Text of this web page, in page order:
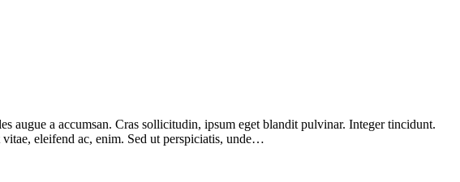
augue a accumsan. Cras sollicitudin, ipsum eget blandit pulvinar. Integer tincidunt.
eleifend ac, enim. Sed ut perspiciatis, unde…